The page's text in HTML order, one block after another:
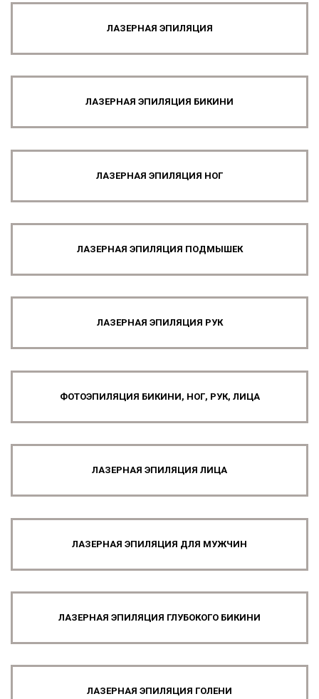
ЛАЗЕРНАЯ ЭПИЛЯЦИЯ
ЛАЗЕРНАЯ ЭПИЛЯЦИЯ БИКИНИ
ЛАЗЕРНАЯ ЭПИЛЯЦИЯ НОГ
ЛАЗЕРНАЯ ЭПИЛЯЦИЯ ПОДМЫШЕК
ЛАЗЕРНАЯ ЭПИЛЯЦИЯ РУК
ФОТОЭПИЛЯЦИЯ БИКИНИ, НОГ, РУК, ЛИЦА
ЛАЗЕРНАЯ ЭПИЛЯЦИЯ ЛИЦА
ЛАЗЕРНАЯ ЭПИЛЯЦИЯ ДЛЯ МУЖЧИН
ЛАЗЕРНАЯ ЭПИЛЯЦИЯ ГЛУБОКОГО БИКИНИ
ЛАЗЕРНАЯ ЭПИЛЯЦИЯ ГОЛЕНИ